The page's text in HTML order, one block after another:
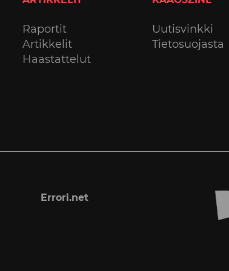
Raportit
Artikkelit
Haastattelut
Uutisvinkki
Tietosuojasta
Errori.net